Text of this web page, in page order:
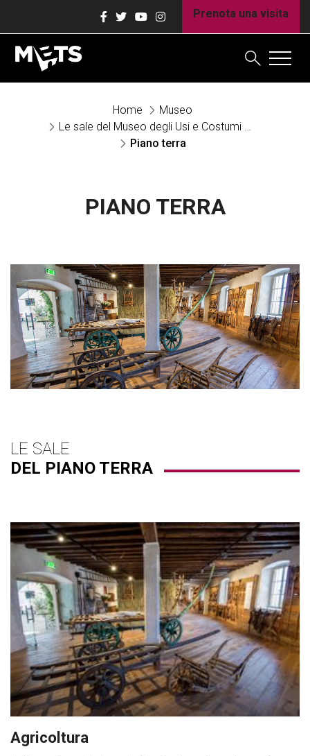
Prenota una visita
Home
Museo
Le sale del Museo degli Usi e Costumi della Gente Trentina
Piano terra
PIANO TERRA
LE SALE
DEL PIANO TERRA
Agricoltura